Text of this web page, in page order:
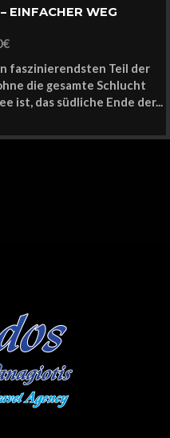
EINFACHER WEG
€
faszinierendsten Teil der
die gesamte Schlucht
ist, das südliche Ende der...